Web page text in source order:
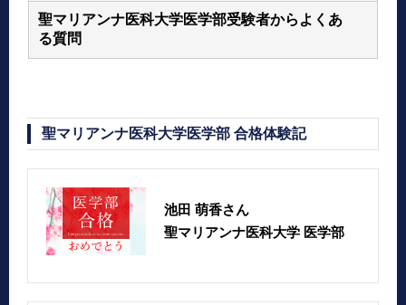
聖マリアンナ医科大学医学部受験者からよくあ
る質問
聖マリアンナ医科大学医学部 合格体験記
池田 萌香さん
聖マリアンナ医科大学 医学部